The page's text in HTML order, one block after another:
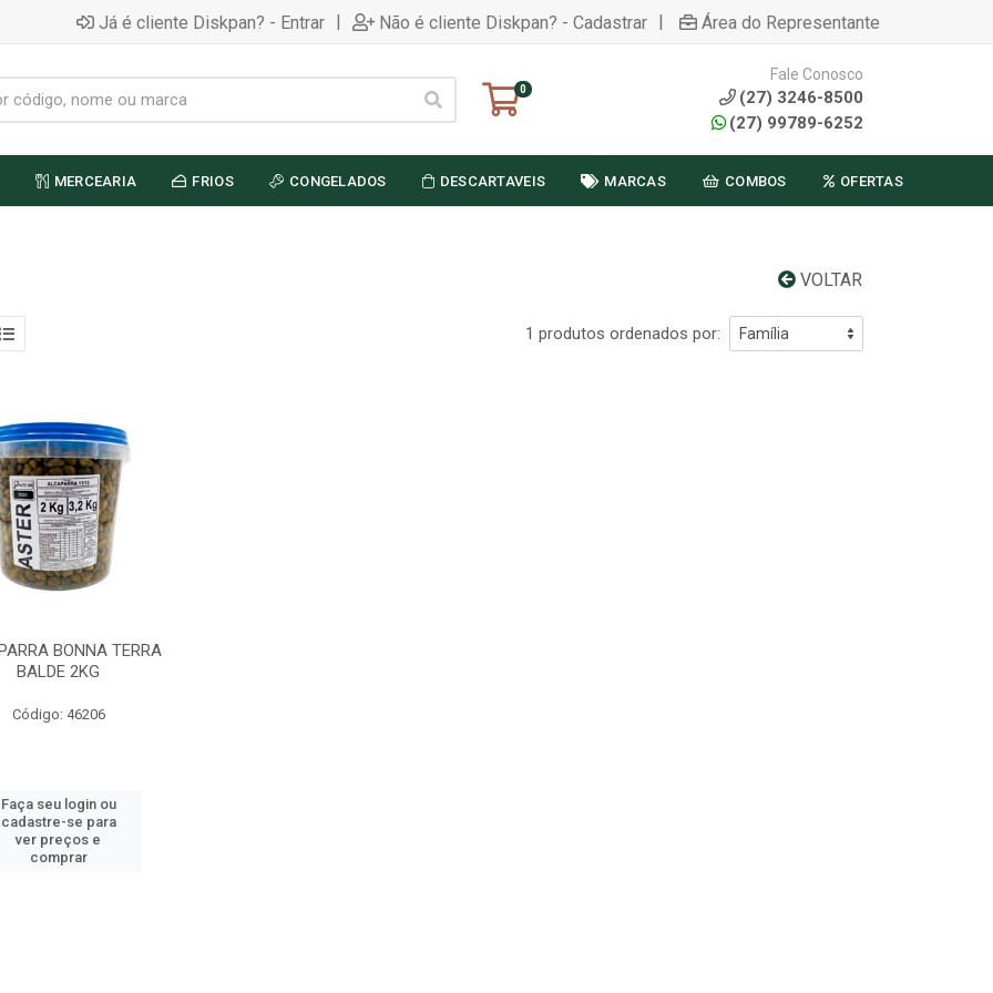
Já é cliente Diskpan? - Entrar | Não é cliente Diskpan? - Cadastrar | Área do Representante
0
Fale Conosco
(27) 3246-8500
(27) 99789-6252
MERCEARIA FRIOS CONGELADOS DESCARTAVEIS MARCAS COMBOS OFERTAS
VOLTAR
1 produtos ordenados por:
BONNA TERRA
BALDE 2KG
Código: 46206
Faça seu login ou
cadastre-se para
ver preços e
comprar